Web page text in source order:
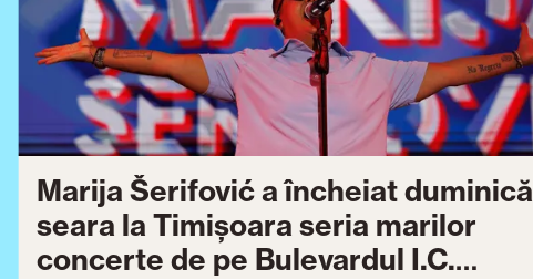
Marija Šerifović a încheiat duminică
seara la Timișoara seria marilor
concerte de pe Bulevardul I.C.